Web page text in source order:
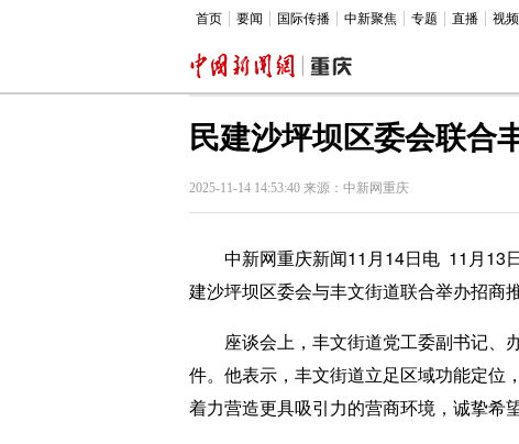
首页 要闻 国际传播 中新聚焦 专题 直播 视频
民建沙坪坝区委会联合
2025-11-14 14:53:40 来源：中新网重庆
中新网重庆新闻11月14日电 11月13日
建沙坪坝区委会与丰文街道联合举办招商
座谈会上，丰文街道党工委副书记、办
件。他表示，丰文街道立足区域功能定位
着力营造更具吸引力的营商环境，诚挚希